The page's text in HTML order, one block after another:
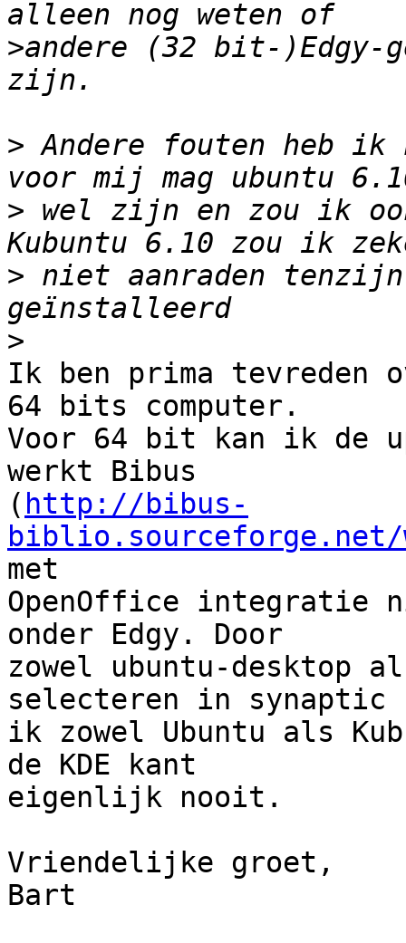
>andere (32 bit-)Edgy-
> Andere fouten heb ik
> wel zijn en zou ik
> niet aanraden tenzijn
>
Ik ben prima tevreden
64 bits computer.
Voor 64 bit kan ik de
werkt Bibus
( http://bibus-
biblio.sourceforge.net/
met
OpenOffice integratie
onder Edgy. Door
zowel ubuntu-desktop
selecteren in synaptic
ik zowel Ubuntu als
de KDE kant
eigenlijk nooit.
Vriendelijke groet,
Bart